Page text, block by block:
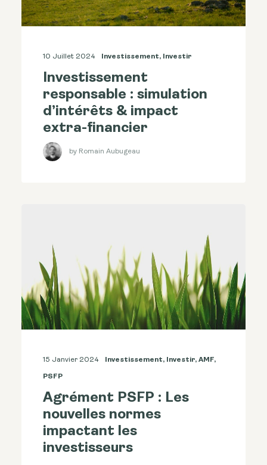
10 Juillet 2024 Investissement, Investir
Investissement
responsable : simulation
d’intérêts & impact
extra-financier
by Romain Aubugeau
15 Janvier 2024 Investissement, Investir, AMF,
PSFP
Agrément PSFP : Les
nouvelles normes
impactant les
investisseurs